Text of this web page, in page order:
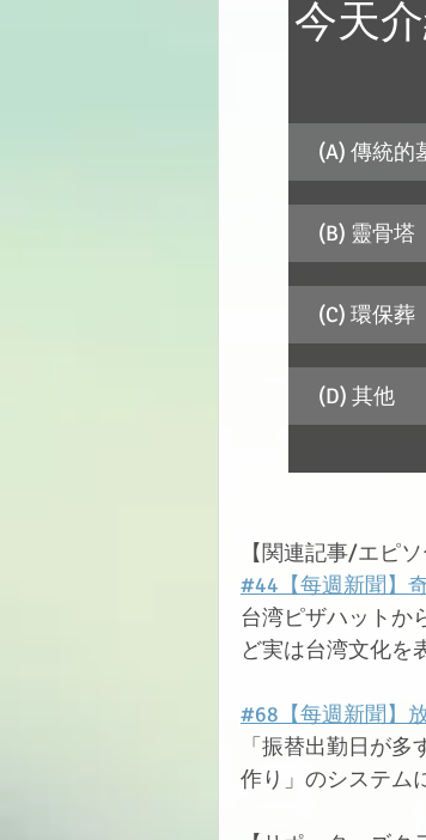
今天
(A) 傳統的
(B) 靈骨塔
(C) 環保葬
(D) 其他
【関連記事/エピソ
#44【每週新聞】
台湾ピザハットか
ど実は台湾文化を
#68【每週新聞】
「振替出勤日が
作り」のシステム